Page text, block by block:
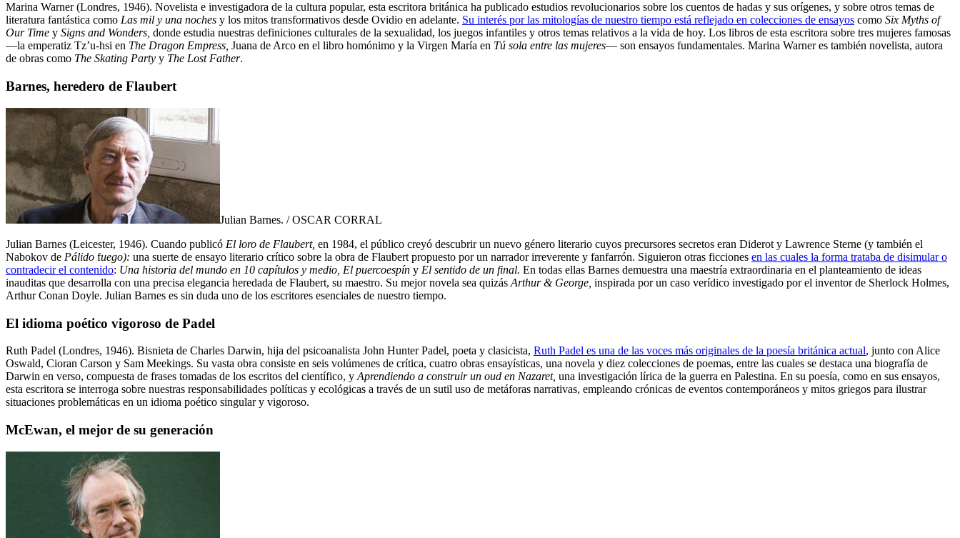
Marina Warner (Londres, 1946). Novelista e investigadora de la cultura popular, esta escritora británica ha publicado estudios revolucionarios sobre los cuentos de hadas y sus orígenes, y sobre otros temas de
literatura fantástica como Las mil y una noches y los mitos transformativos desde Ovidio en adelante. Su interés por las mitologías de nuestro tiempo está reflejado en colecciones de ensayos como Six Myths of
Our Time y Signs and Wonders, donde estudia nuestras definiciones culturales de la sexualidad, los juegos infantiles y otros temas relativos a la vida de hoy. Los libros de esta escritora sobre tres mujeres famosas
—la emperatiz Tz’u-hsi en The Dragon Empress, Juana de Arco en el libro homónimo y la Virgen María en Tú sola entre las mujeres— son ensayos fundamentales. Marina Warner es también novelista, autora
de obras como The Skating Party y The Lost Father.
Barnes, heredero de Flaubert
Julian Barnes. / OSCAR CORRAL
Julian Barnes (Leicester, 1946). Cuando publicó El loro de Flaubert, en 1984, el público creyó descubrir un nuevo género literario cuyos precursores secretos eran Diderot y Lawrence Sterne (y también el
Nabokov de Pálido fuego): una suerte de ensayo literario crítico sobre la obra de Flaubert propuesto por un narrador irreverente y fanfarrón. Siguieron otras ficciones en las cuales la forma trataba de disimular o
contradecir el contenido: Una historia del mundo en 10 capítulos y medio, El puercoespín y El sentido de un final. En todas ellas Barnes demuestra una maestría extraordinaria en el planteamiento de ideas
inauditas que desarrolla con una precisa elegancia heredada de Flaubert, su maestro. Su mejor novela sea quizás Arthur & George, inspirada por un caso verídico investigado por el inventor de Sherlock Holmes,
Arthur Conan Doyle. Julian Barnes es sin duda uno de los escritores esenciales de nuestro tiempo.
El idioma poético vigoroso de Padel
Ruth Padel (Londres, 1946). Bisnieta de Charles Darwin, hija del psicoanalista John Hunter Padel, poeta y clasicista, Ruth Padel es una de las voces más originales de la poesía británica actual, junto con Alice
Oswald, Cioran Carson y Sam Meekings. Su vasta obra consiste en seis volúmenes de crítica, cuatro obras ensayísticas, una novela y diez colecciones de poemas, entre las cuales se destaca una biografía de
Darwin en verso, compuesta de frases tomadas de los escritos del científico, y Aprendiendo a construir un oud en Nazaret, una investigación lírica de la guerra en Palestina. En su poesía, como en sus ensayos,
esta escritora se interroga sobre nuestras responsabilidades políticas y ecológicas a través de un sutil uso de metáforas narrativas, empleando crónicas de eventos contemporáneos y mitos griegos para ilustrar
situaciones problemáticas en un idioma poético singular y vigoroso.
McEwan, el mejor de su generación